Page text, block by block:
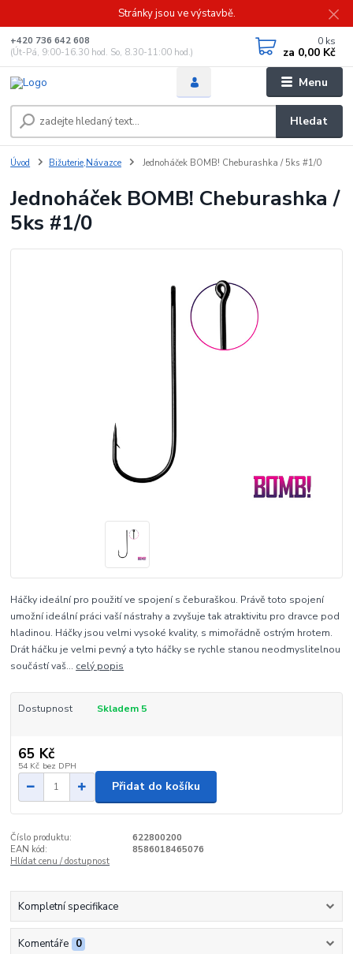
Stránky jsou ve výstavbě.
Menu
Hledat
+420 736 642 608
(Út-Pá, 9:00-16.30 hod. So, 8.30-11:00 hod.)
0 ks
za 0,00 Kč
Úvod Bižuterie,Návazce Jednoháček BOMB! Cheburashka / 5ks #1/0
Jednoháček BOMB! Cheburashka /
5ks #1/0
Háčky ideální pro použití ve spojení s čeburaškou. Právě toto spojení
umožní ideální práci vaší nástrahy a zvyšuje tak atraktivitu pro dravce pod
hladinou. Háčky jsou velmi vysoké kvality, s mimořádně ostrým hrotem.
Drát háčku je velmi pevný a tyto háčky se rychle stanou neodmyslitelnou
součástí vaš... celý popis
Dostupnost Skladem 5
65 Kč
54 Kč bez DPH
Přidat do košíku
Číslo produktu:
622800200
EAN kód:
8586018465076
Hlídat cenu / dostupnost
Kompletní specifikace
Komentáře 0